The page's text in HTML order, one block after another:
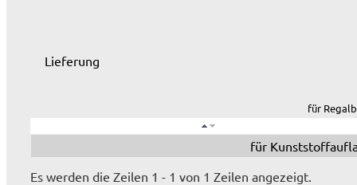
Lieferung
für
für
Es werden die Zeilen 1 - 1 von 1 Zeilen angezeigt.